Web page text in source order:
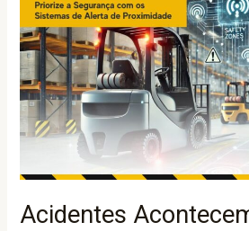
Acidentes
Acontecem
em
Uma
Fração
de
Priorize
Segurança